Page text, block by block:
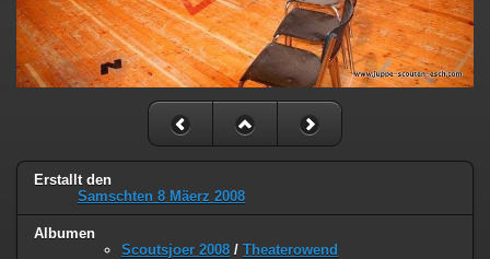
Erstallt den
Samschten 8 Mäerz 2008
Albumen
Scoutsjoer 2008 / Theaterowend